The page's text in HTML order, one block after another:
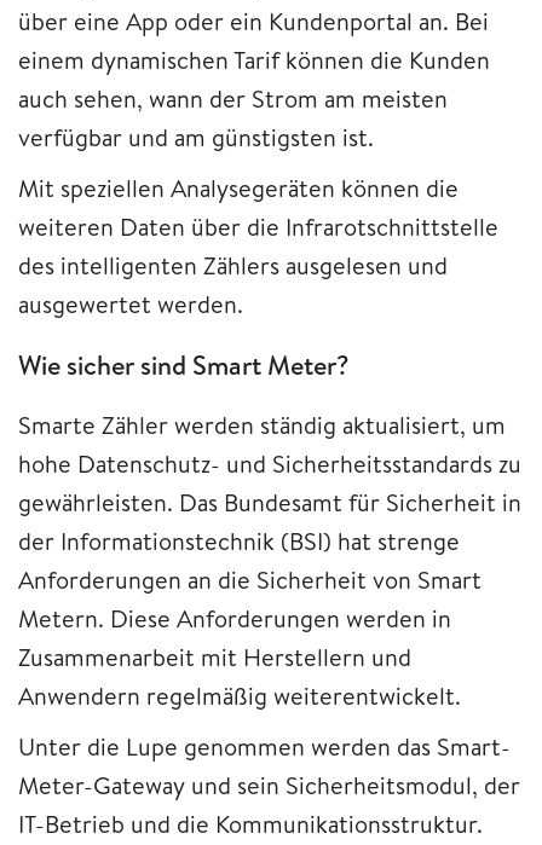
über eine App oder ein Kundenportal an. Bei
einem dynamischen Tarif können die Kunden
auch sehen, wann der Strom am meisten
verfügbar und am günstigsten ist.
Mit speziellen Analysegeräten können die
weiteren Daten über die Infrarotschnittstelle
des intelligenten Zählers ausgelesen und
ausgewertet werden.
Wie sicher sind Smart Meter?
Smarte Zähler werden ständig aktualisiert, um
hohe Datenschutz- und Sicherheitsstandards zu
gewährleisten. Das Bundesamt für Sicherheit in
der Informationstechnik (BSI) hat strenge
Anforderungen an die Sicherheit von Smart
Metern. Diese Anforderungen werden in
Zusammenarbeit mit Herstellern und
Anwendern regelmäßig weiterentwickelt.
Unter die Lupe genommen werden das Smart-
Meter-Gateway und sein Sicherheitsmodul, der
IT-Betrieb und die Kommunikationsstruktur.